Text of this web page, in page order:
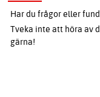
Har du frågor eller
Tveka inte att höra av
gärna!